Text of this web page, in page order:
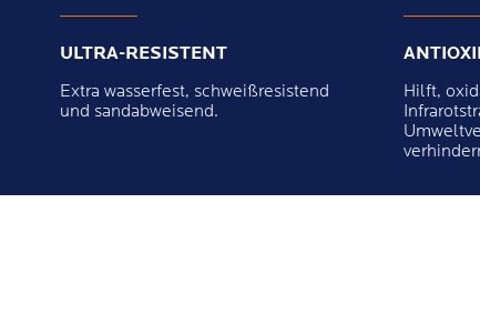
ULTRA-RESISTENT
Extra wasserfest, schweißresistend
und sandabweisend.
Hilft,